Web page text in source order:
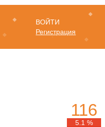
ВОЙТИ
Регистрация
116
5.1 %